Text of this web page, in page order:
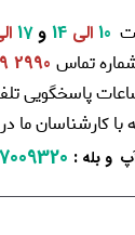
10 الی و17
تماس 2990 69 91 -021
پاسخگویی
کارشناسان ما در
و بله :